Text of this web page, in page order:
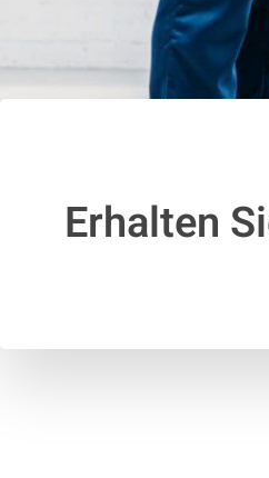
Erhalten